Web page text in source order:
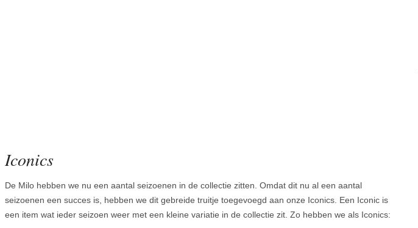
Iconics
De Milo hebben we nu een aantal seizoenen in de collectie zitten. Omdat dit nu al een aantal
seizoenen een succes is, hebben we dit gebreide truitje toegevoegd aan onze Iconics. Een Iconic is
een item wat ieder seizoen weer met een kleine variatie in de collectie zit. Zo hebben we als Iconics: